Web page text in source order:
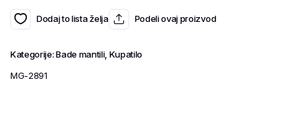
Dodaj to lista želja Podeli ovaj proizvod
Kategorije:Bade mantili, Kupatilo
MG-2891